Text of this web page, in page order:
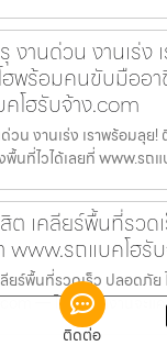
งานด่วน งานเร่ง
พร้อมคนขับมืออ
โฮรับจ้าง.com
วน งานเร่ง เราพร้อมลุย!
นที่ไวได้เลยที่ www.รถแ
เคลียร์พื้นที่รวด
www.รถแบคโฮรั
ร์พื้นที่รวดเร็ว ปลอดภัย
— ไม่ว่าหน้างานจะแ
ติดต่อ